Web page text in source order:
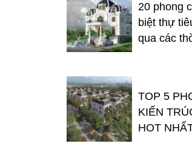
20 phong
biệt thự
qua các
TOP 5
KIẾN
HOT